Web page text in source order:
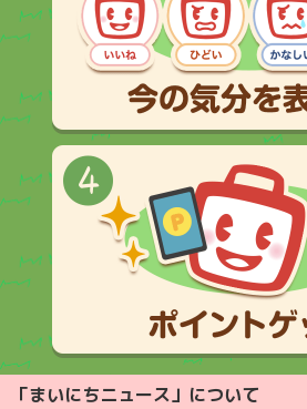
「まいにちニュース」について